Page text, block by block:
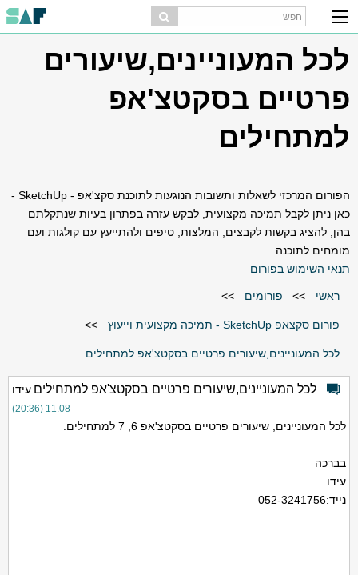
לכל המעוניינים,שיעורים
פרטיים בסקטצ'אפ
למתחילים
הפורום המרכזי לשאלות ותשובות הנוגעות לתוכנת סקצ'אפ - SketchUp -
כאן ניתן לקבל תמיכה מקצועית, לבקש עזרה בפתרון בעיות שנתקלתם
בהן, להציג בקשות לקבצים, המלצות, טיפים ולהתייעץ עם קולגות ועם
מומחים לתוכנה.
תנאי השימוש בפורום
ראשי >> פורומים >>
פורום סקצאפ SketchUp - תמיכה מקצועית וייעוץ >>
לכל המעוניינים,שיעורים פרטיים בסקטצ'אפ למתחילים
לכל המעוניינים,שיעורים פרטיים בסקטצ'אפ למתחילים עידו
11.08 (20:36)
לכל המעוניינים, שיעורים פרטיים בסקטצ'אפ 6, 7 למתחילים.
בברכה
עידו
נייד:052-3241756